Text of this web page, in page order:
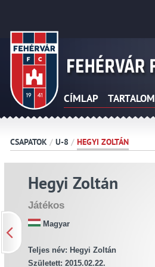
CÍMLAP TARTALOM
CSAPATOK / U-8 / HEGYI ZOLTÁN
Hegyi Zoltán
Játékos
Magyar
Teljes név: Hegyi Zoltán
Született: 2015.02.22.